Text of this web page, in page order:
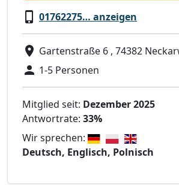
01762275… anzeigen
Gartenstraße 6 , 74382
1-5 Personen
Mitglied seit: Dezember 2025
Antwortrate: 33%
Wir sprechen:
Deutsch, Englisch, Polnisch